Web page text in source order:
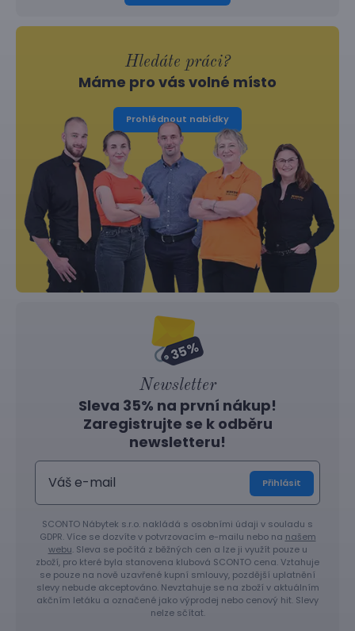
Hledáte práci?
Máme pro vás volné místo
Prohlédnout nabídky
Newsletter
Sleva 35% na první nákup!
Zaregistrujte se k odběru
newsletteru!
Přihlásit
SCONTO Nábytek s.r.o. nakládá s osobními údaji v souladu s
GDPR. Více se dozvíte v potvrzovacím e-mailu nebo na našem
webu. Sleva se počítá z běžných cen a lze ji využít pouze u
zboží, pro které byla stanovena klubová SCONTO cena. Vztahuje
se pouze na nově uzavřené kupní smlouvy, pozdější uplatnění
slevy nebude akceptováno. Nevztahuje se na zboží v aktuálním
akčním letáku a označené jako výprodej nebo cenový hit. Slevy
nelze sčítat.